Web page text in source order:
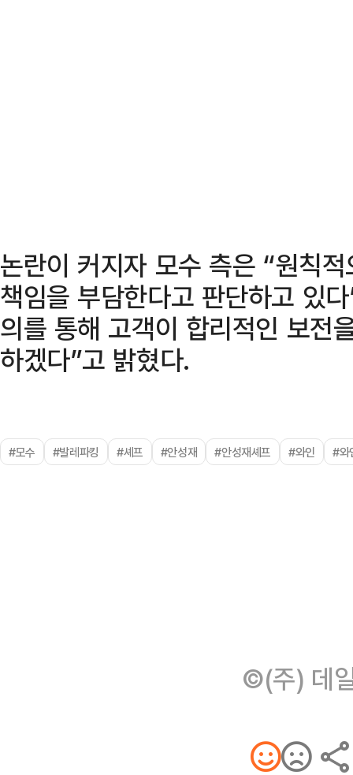
논란이 커지자 모수 측은 “원칙
책임을 부담한다고 판단하고 있
의를 통해 고객이 합리적인 보전
하겠다”고 밝혔다.
#모수 #발레파킹 #셰프 #안성재 #안성재셰프 #와인 #와
©(주) 데